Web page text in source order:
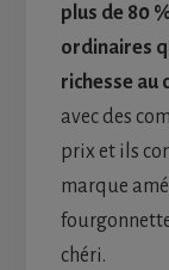
plus de 80
ordinaires
richesse au
avec des
prix et ils
marque
chéri.